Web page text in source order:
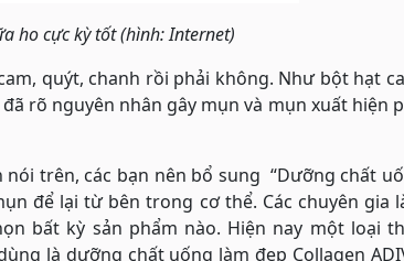
ho cực kỳ tốt (hình: Internet)
quýt, chanh rồi phải không. Như bột hạt
rõ nguyên nhân gây mụn và mụn xuất hiện
trên, các bạn nên bổ sung “Dưỡng chất
để lại từ bên trong cơ thể. Các chuyên gia
bất kỳ sản phẩm nào. Hiện nay một loại
là dưỡng chất uống làm đẹp Collagen